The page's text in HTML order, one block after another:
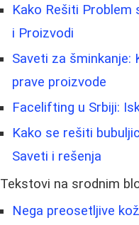
Kako Rešiti Problem
i Proizvodi
Saveti za
prave proizvode
Facelifting u Srbiji:
Kako se rešiti
Saveti i rešenja
Tekstovi na srodnim
Nega preosetljive